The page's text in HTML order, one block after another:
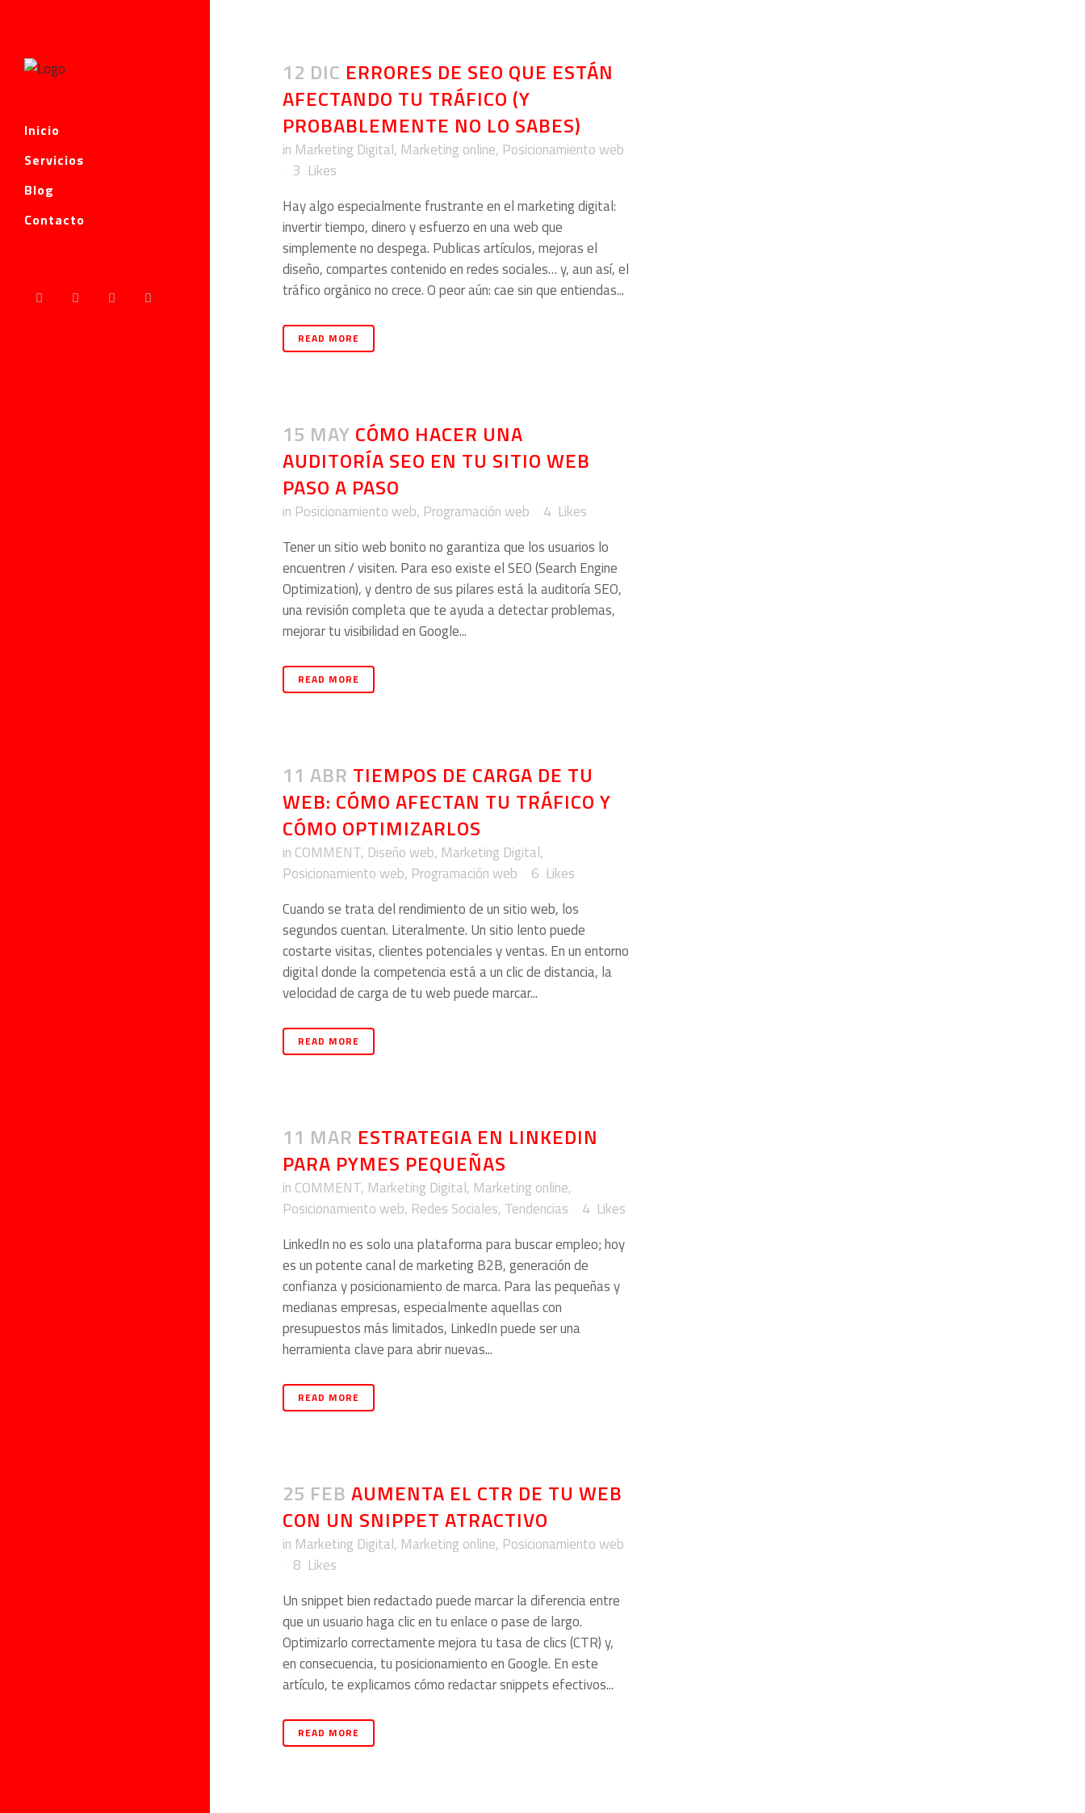
Inicio
Servicios
Blog
Contacto
12 DIC ERRORES DE SEO QUE ESTÁN
AFECTANDO TU TRÁFICO (Y
PROBABLEMENTE NO LO SABES)
in Marketing Digital, Marketing online, Posicionamiento web
3 Likes
Hay algo especialmente frustrante en el marketing digital:
invertir tiempo, dinero y esfuerzo en una web que
simplemente no despega. Publicas artículos, mejoras el
diseño, compartes contenido en redes sociales… y, aun así, el
tráfico orgánico no crece. O peor aún: cae sin que entiendas...
READ MORE
15 MAY CÓMO HACER UNA
AUDITORÍA SEO EN TU SITIO WEB
PASO A PASO
in Posicionamiento web, Programación web 4 Likes
Tener un sitio web bonito no garantiza que los usuarios lo
encuentren / visiten. Para eso existe el SEO (Search Engine
Optimization), y dentro de sus pilares está la auditoría SEO,
una revisión completa que te ayuda a detectar problemas,
mejorar tu visibilidad en Google...
READ MORE
11 ABR TIEMPOS DE CARGA DE TU
WEB: CÓMO AFECTAN TU TRÁFICO Y
CÓMO OPTIMIZARLOS
in COMMENT, Diseño web, Marketing Digital,
Posicionamiento web, Programación web 6 Likes
Cuando se trata del rendimiento de un sitio web, los
segundos cuentan. Literalmente. Un sitio lento puede
costarte visitas, clientes potenciales y ventas. En un entorno
digital donde la competencia está a un clic de distancia, la
velocidad de carga de tu web puede marcar...
READ MORE
11 MAR ESTRATEGIA EN LINKEDIN
PARA PYMES PEQUEÑAS
in COMMENT, Marketing Digital, Marketing online,
Posicionamiento web, Redes Sociales, Tendencias 4 Likes
LinkedIn no es solo una plataforma para buscar empleo; hoy
es un potente canal de marketing B2B, generación de
confianza y posicionamiento de marca. Para las pequeñas y
medianas empresas, especialmente aquellas con
presupuestos más limitados, LinkedIn puede ser una
herramienta clave para abrir nuevas...
READ MORE
25 FEB AUMENTA EL CTR DE TU WEB
CON UN SNIPPET ATRACTIVO
in Marketing Digital, Marketing online, Posicionamiento web
8 Likes
Un snippet bien redactado puede marcar la diferencia entre
que un usuario haga clic en tu enlace o pase de largo.
Optimizarlo correctamente mejora tu tasa de clics (CTR) y,
en consecuencia, tu posicionamiento en Google. En este
artículo, te explicamos cómo redactar snippets efectivos...
READ MORE